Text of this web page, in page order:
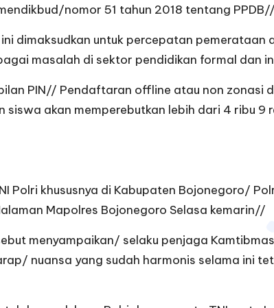
nomor 51 tahun 2018 tentang PPDB//
dimaksudkan untuk percepatan pemerataan
masalah di sektor pendidikan formal dan
PIN// Pendaftaran offline atau non zonasi
akan memperebutkan lebih dari 4 ribu
khususnya di Kabupaten Bojonegoro/
Mapolres Bojonegoro Selasa kemarin//
menyampaikan/ selaku penjaga
nuansa yang sudah harmonis selama ini